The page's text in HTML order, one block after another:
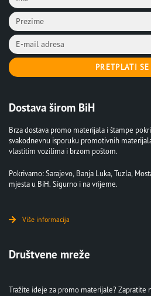
PRETPLATI SE
Dostava širom BiH
Brza dostava promo materijala i štampe
svakodnevnu isporuku promotivnih
vlastitim vozilima i brzom poštom.
Pokrivamo: Sarajevo, Banja Luka, Tuzla,
mjesta u BiH. Sigurno i na vrijeme.
Više informacija
Društvene mreže
Tražite ideje za promo materijale? Zapratite